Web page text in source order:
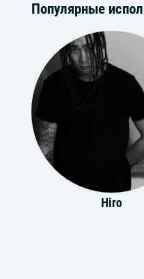
Популярные
Hiro